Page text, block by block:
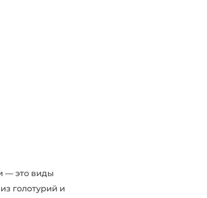
— это виды
голотурий и